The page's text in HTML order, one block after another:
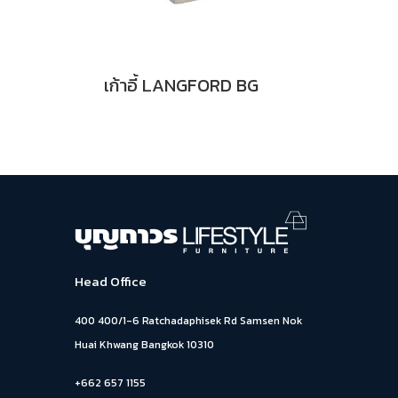
เก้าอี้ LANGFORD BG
Head Office
400 400/1-6 Ratchadaphisek Rd Samsen Nok
Huai Khwang Bangkok 10310
+662 657 1155